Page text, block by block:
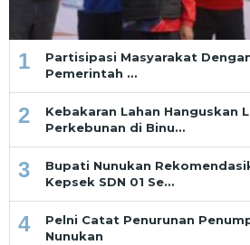
1
Partisipasi Masyarakat
Pemerintah …
2
Kebakaran Lahan Hanguskan
Perkebunan di Binu…
3
Bupati Nunukan
Kepsek SDN 01 Se…
4
Pelni Catat Penurunan
Nunukan